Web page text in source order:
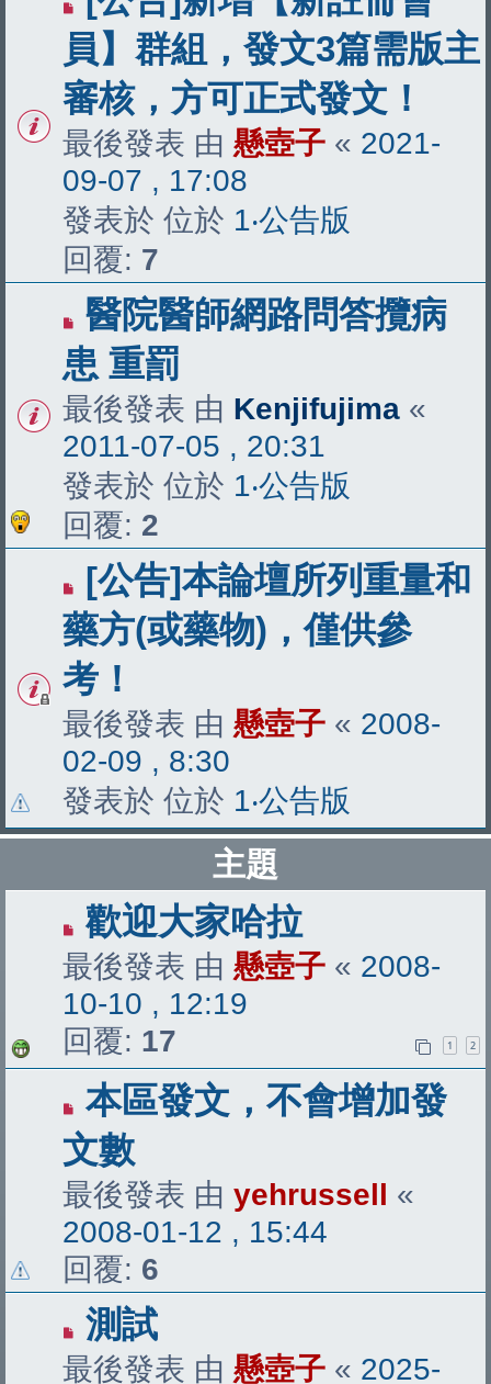
員】群組，發文3篇需版主
審核，方可正式發文！
最後發表 由 懸壺子 « 2021-
09-07 , 17:08
發表於 位於 1‧公告版
回覆: 7
醫院醫師網路問答攬病
患 重罰
最後發表 由 Kenjifujima «
2011-07-05 , 20:31
發表於 位於 1‧公告版
回覆: 2
[公告]本論壇所列重量和
藥方(或藥物)，僅供參
考！
最後發表 由 懸壺子 « 2008-
02-09 , 8:30
發表於 位於 1‧公告版
主題
歡迎大家哈拉
最後發表 由 懸壺子 « 2008-
10-10 , 12:19
回覆: 17 1 2
本區發文，不會增加發
文數
最後發表 由 yehrussell «
2008-01-12 , 15:44
回覆: 6
測試
最後發表 由 懸壺子 « 2025-